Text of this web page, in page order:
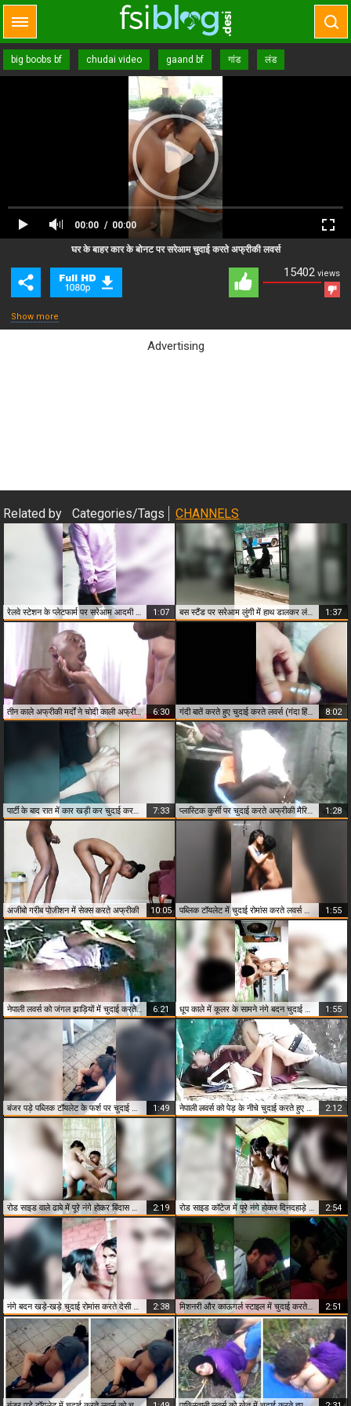
big boobs bf chudai video gaand bf गांड लंड
00:00 00:00
Close Ad
15402views
घर के बाहर कार के बोनट पर सरेआम चुदाई करते अफ्रीकी लवर्स
Show more
Advertising
Related by Categories/Tags CHANNELS
रेलवे स्टेशन के प्लेटफार्म पर सरेआम आदमी ने की बीवी की चुदाई 1:07 बस स्टैंड पर सरेआम लुंगी में हाथ डालकर लंड हिलाकर देती मोहतरमा 1:37
तीन काले अफ्रीकी मर्दों ने चोदी काली अफ्रीकी औरत 6:30 गंदी बातें करते हुए चुदाई करते लवर्स (गंदा हिंदी ऑडियो) 8:02
पार्टी के बाद रात में कार खड़ी कर चुदाई करते लवर्स 7:33 प्लास्टिक कुर्सी पर चुदाई करते अफ्रीकी मैरिड कपल को चुपके से फिल्माया 1:28
अजीबो गरीब पोजीशन में सेक्स करते अफ्रीकी 10:05 1:55
नेपाली लवर्स को जंगल झाड़ियों में चुदाई करते हुए किसी ने रिकॉर्ड किया 6:21 धूप काले में कूलर के सामने नंगे बदन चुदाई करते लवर्स 1:55
बंजर पड़े पब्लिक टॉयलेट के फर्श पर चुदाई करते लवर्स को चुपके से फिल्माया 1:49 नेपाली लवर्स को पेड़ के नीचे चुदाई करते हुए चुपके से रिकॉर्ड किया 2:12
2:19 2:54
नंगे बदन खड़े-खड़े चुदाई रोमांस करते देसी लवर्स 2:38 मिशनरी और काऊगर्ल स्टाइल में चुदाई करते इंडियन लवर्स 2:51